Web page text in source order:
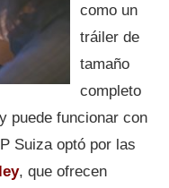
como un
tráiler de
tamaño
completo
puede funcionar con
Suiza optó por las
, que ofrecen